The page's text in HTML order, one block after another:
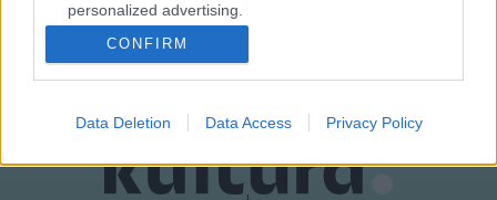
personalized advertising.
related to analytics like cookies on web or
related to functionality of the website or app.
CONFIRM
Data Deletion Data Access Privacy Policy
MEGOSZTÁS